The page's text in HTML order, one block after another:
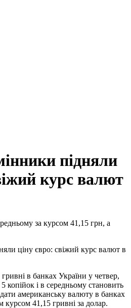
підняли
курс валют
за курсом 41,15 грн, а
в банках України у четвер,
копійок і в середньому становить
американську валюту в банках
курсом 41,15 гривні за долар.